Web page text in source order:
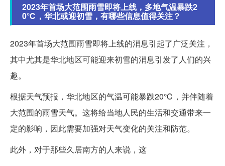
2023年首场大范围雨雪即将上线，多地气温暴跌2
0℃，华北或迎初雪，有哪些信息值得关注？
2023年首场大范围雨雪即将上线的消息引起了广泛关注，
其中尤其是华北地区可能迎来初雪的消息引发了人们的兴
趣。
根据天气预报，华北地区的气温可能暴跌20℃，并伴随着
大范围的雨雪天气。这将给当地人民的生活和交通带来一
定的影响，因此需要加强对天气变化的关注和防范。
此外，对于那些久居南方的人来说，这